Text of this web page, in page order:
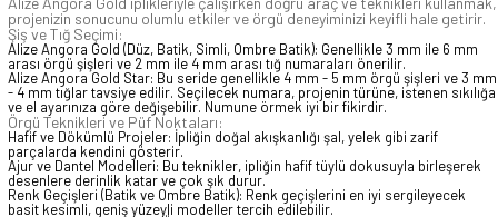
projenizin sonucunu olumlu etkiler ve örgü deneyiminizi keyifli hale getirir.
Şiş ve Tığ Seçimi:
Alize Angora Gold (Düz, Batik, Simli, Ombre Batik): Genellikle 3 mm ile 6 mm
arası örgü şişleri ve 2 mm ile 4 mm arası tığ numaraları önerilir.
Alize Angora Gold Star: Bu seride genellikle 4 mm - 5 mm örgü şişleri ve 3 mm
- 4 mm tığlar tavsiye edilir. Seçilecek numara, projenin türüne, istenen sıkılığa
ve el ayarınıza göre değişebilir. Numune örmek iyi bir fikirdir.
Örgü Teknikleri ve Püf Noktaları:
Hafif ve Dökümlü Projeler: İpliğin doğal akışkanlığı şal, yelek gibi zarif
parçalarda kendini gösterir.
Ajur ve Dantel Modelleri: Bu teknikler, ipliğin hafif tüylü dokusuyla birleşerek
desenlere derinlik katar ve çok şık durur.
Renk Geçişleri (Batik ve Ombre Batik): Renk geçişlerini en iyi sergileyecek
basit kesimli, geniş yüzeyli modeller tercih edilebilir.